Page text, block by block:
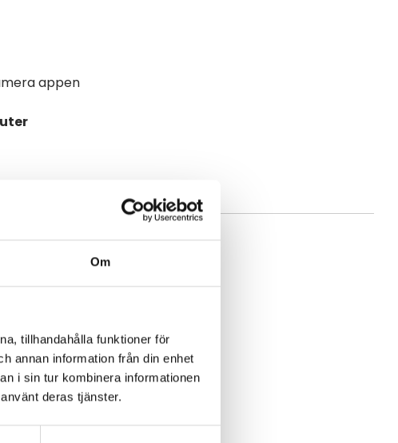
Om
tillhandahålla funktioner för
annan information från din enhet
i sin tur kombinera informationen
deras tjänster.
appen